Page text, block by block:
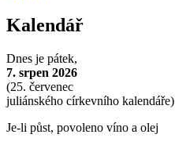
Kalendář
Dnes je pátek,
7. srpen 2026
(25. červenec
juliánského církevního kalendáře)
Je-li půst, povoleno víno a olej